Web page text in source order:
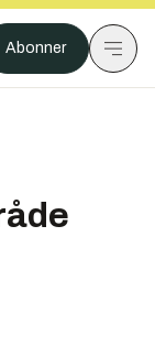
Abonner